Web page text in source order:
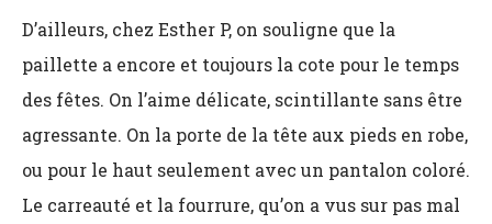
D’ailleurs, chez Esther P, on souligne que la
paillette a encore et toujours la cote pour le temps
des fêtes. On l’aime délicate, scintillante sans être
agressante. On la porte de la tête aux pieds en robe,
ou pour le haut seulement avec un pantalon coloré.
Le carreauté et la fourrure, qu’on a vus sur pas mal